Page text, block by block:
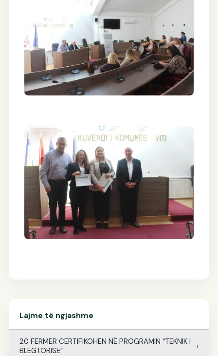
Lajme të ngjashme
20 FERMER CERTIFIKOHEN NË PROGRAMIN “TEKNIK I
BLEGTORISË”